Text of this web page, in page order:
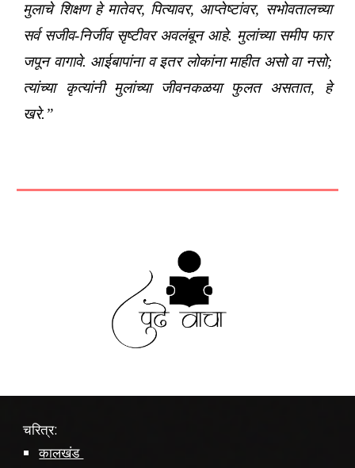
मुलाचे शिक्षण हे मातेवर, पित्यावर, आप्तेष्टांवर, सभोवतालच्या
सर्व सजीव-निर्जीव सृष्टीवर अवलंबून आहे. मुलांच्या समीप फार
जपून वागावे. आईबापांना व इतर लोकांना माहीत असो वा नसो;
त्यांच्या कृत्यांनी मुलांच्या जीवनकळया फुलत असतात, हे
खरे.”
चरित्र:
कालखंड